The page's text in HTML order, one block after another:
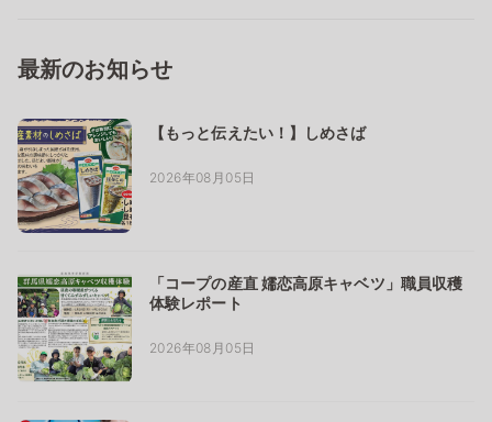
最新のお知らせ
【もっと伝えたい！】しめさば
2026年08月05日
「コープの産直 嬬恋高原キャベツ」職員収穫
体験レポート
2026年08月05日